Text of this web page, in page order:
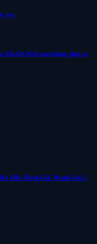
Trụ
ASIAD 2026 mà không đưa ra
Mắt: Đánh Giá Nhanh Sau 3